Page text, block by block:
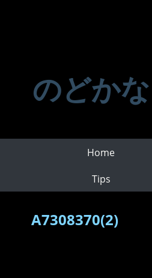
のどか
Home
Tips
A7308370(2)